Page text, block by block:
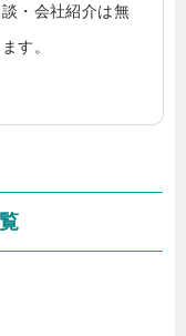
・会社紹介は無
す。